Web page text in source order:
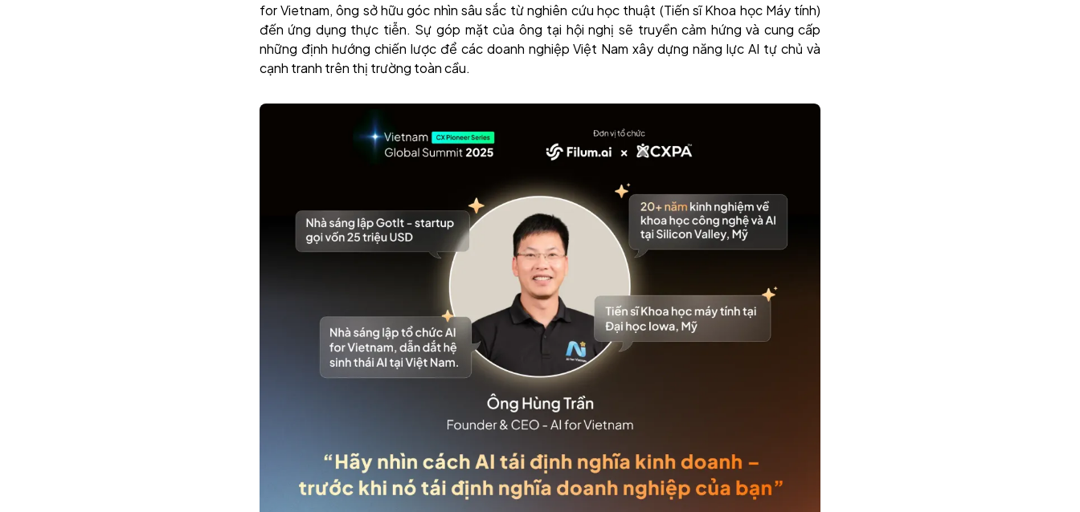
for Vietnam, ông sở hữu góc nhìn sâu sắc từ nghiên cứu học thuật (Tiến sĩ Khoa học Máy tính)
đến ứng dụng thực tiễn. Sự góp mặt của ông tại hội nghị sẽ truyền cảm hứng và cung cấp
những định hướng chiến lược để các doanh nghiệp Việt Nam xây dựng năng lực AI tự chủ và
cạnh tranh trên thị trường toàn cầu.